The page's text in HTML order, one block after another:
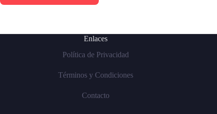
Enlaces
Política de Privacidad
Términos y Condiciones
Contacto